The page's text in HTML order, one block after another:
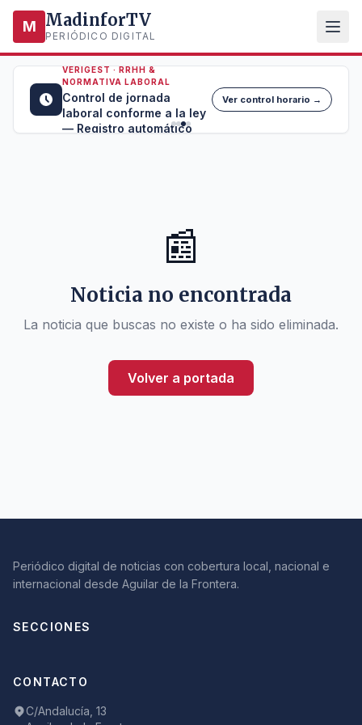
M MadinforTV
PERIÓDICO DIGITAL
VERIGEST · RRHH &
NORMATIVA LABORAL
Control de jornada
laboral conforme a la ley
— Registro automático
Ver control horario →
📰
Noticia no encontrada
La noticia que buscas no existe o ha sido eliminada.
Volver a portada
Periódico digital de noticias con cobertura local, nacional e
internacional desde Aguilar de la Frontera.
SECCIONES
CONTACTO
C/Andalucía, 13